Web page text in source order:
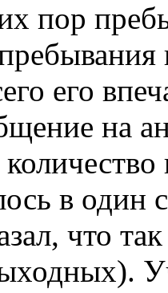
пор
его
на
в
что